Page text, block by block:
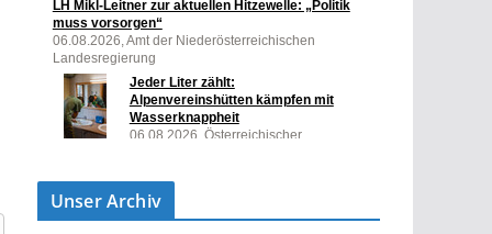
Unser Archiv